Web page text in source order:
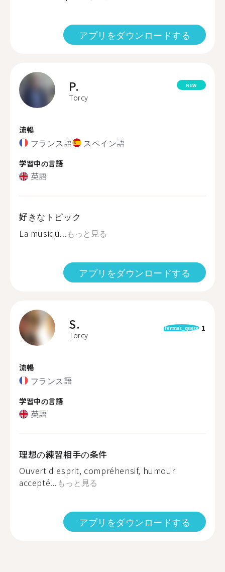
アプリをダウンロードする
P.
Torcy
NEW
流暢
フランス語 スペイン語
学習中の言語
英語
好きなトピック
La musiqu...もっと見る
アプリをダウンロードする
S.
Torcy
format_quote 1
流暢
フランス語
学習中の言語
英語
理想の練習相手の条件
Ouvert d esprit, compréhensif, humour
accepté... もっと見る
アプリをダウンロードする